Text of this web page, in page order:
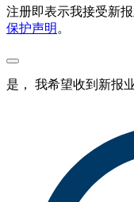
注册即表示我接受新
保护声明 。
是， 我希望收到新报